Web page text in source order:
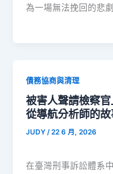
為一場無法挽回的悲
債務協商與清理
被害人聲請檢察
從導航分析師的
JUDY/22 6 月, 2026
在臺灣刑事訴訟體系